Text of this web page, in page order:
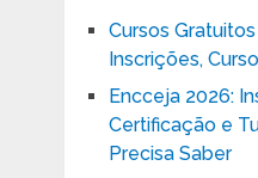
Cursos
Inscrições,
Encceja 2026:
Certificação e
Precisa Saber